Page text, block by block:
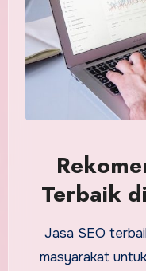
Terbaik
Jasa SEO
masyarakat